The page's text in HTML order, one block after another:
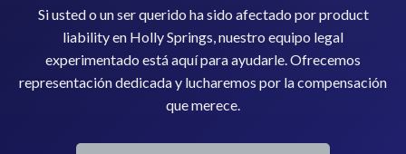
Si usted o un ser querido ha sido afectado por product
liability en Holly Springs, nuestro equipo legal
experimentado está aquí para ayudarle. Ofrecemos
representación dedicada y lucharemos por la compensación
que merece.